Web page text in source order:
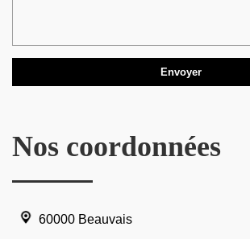
Nos coordonnées
60000 Beauvais